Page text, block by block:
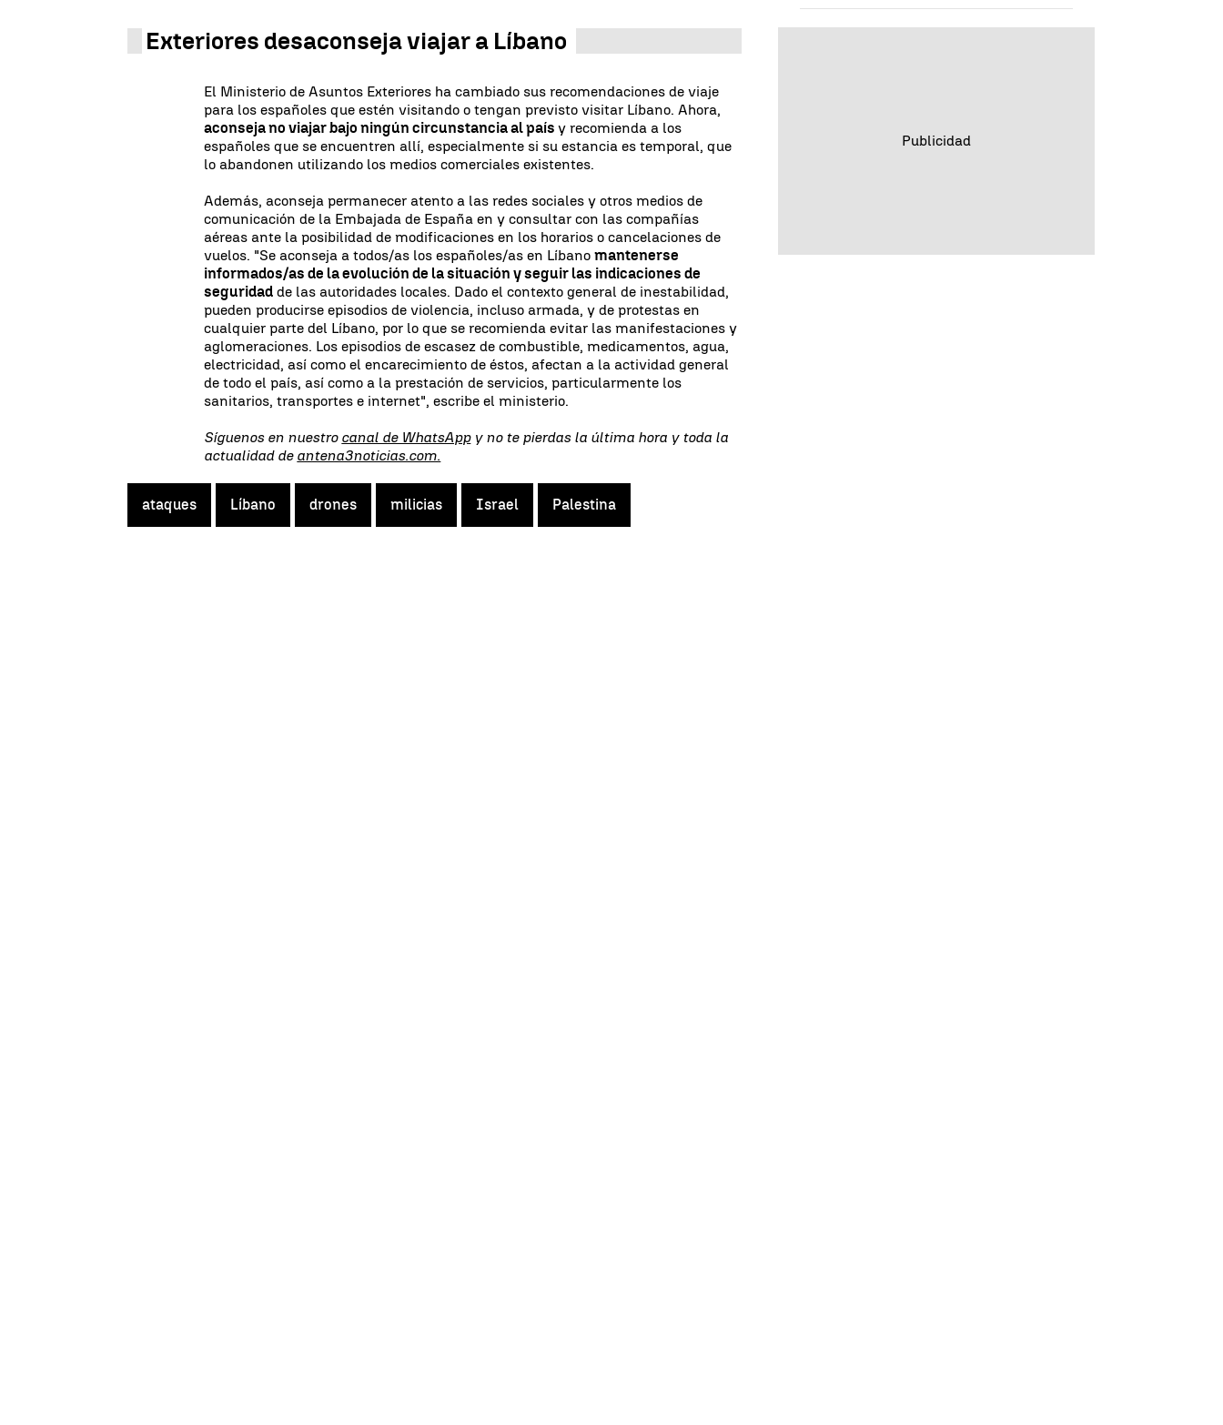
Exteriores desaconseja viajar a Líbano
El Ministerio de Asuntos Exteriores ha cambiado sus recomendaciones de viaje
para los españoles que estén visitando o tengan previsto visitar Líbano. Ahora,
aconseja no viajar bajo ningún circunstancia al paísy recomienda a los
españoles que se encuentren allí, especialmente si su estancia es temporal, que
lo abandonen utilizando los medios comerciales existentes.
Además, aconseja permanecer atento a las redes sociales y otros medios de
comunicación de la Embajada de España en y consultar con las compañías
aéreas ante la posibilidad de modificaciones en los horarios o cancelaciones de
vuelos. "Se aconseja a todos/as los españoles/as en Líbanomantenerse
informados/as de la evolución de la situación y seguir las indicaciones de
seguridad de las autoridades locales. Dado el contexto general de inestabilidad,
pueden producirse episodios de violencia, incluso armada, y de protestas en
cualquier parte del Líbano, por lo que se recomienda evitar las manifestaciones y
aglomeraciones. Los episodios de escasez de combustible, medicamentos, agua,
electricidad, así como el encarecimiento de éstos, afectan a la actividad general
de todo el país, así como a la prestación de servicios, particularmente los
sanitarios, transportes e internet", escribe el ministerio.
Síguenos en nuestro canal de WhatsAppy no te pierdas la última hora y toda la
actualidad de antena3noticias.com.
ataques Líbano drones milicias Israel Palestina